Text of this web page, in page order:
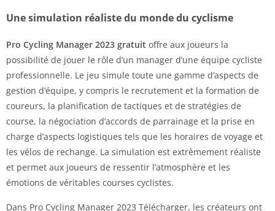
Une simulation réaliste du monde du cyclisme
Pro Cycling Manager 2023 gratuit offre aux joueurs la
possibilité de jouer le rôle d’un manager d’une équipe cycliste
professionnelle. Le jeu simule toute une gamme d’aspects de
gestion d’équipe, y compris le recrutement et la formation de
coureurs, la planification de tactiques et de stratégies de
course, la négociation d’accords de parrainage et la prise en
charge d’aspects logistiques tels que les horaires de voyage et
les vélos de rechange. La simulation est extrêmement réaliste
et permet aux joueurs de ressentir l’atmosphère et les
émotions de véritables courses cyclistes.
Dans Pro Cycling Manager 2023 Télécharger, les créateurs ont